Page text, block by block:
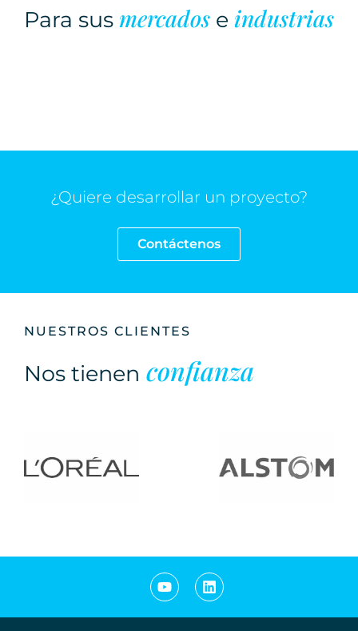
Para sus mercados e industrias
¿Quiere desarrollar un proyecto?
Contáctenos
NUESTROS CLIENTES
Nos tienen confianza